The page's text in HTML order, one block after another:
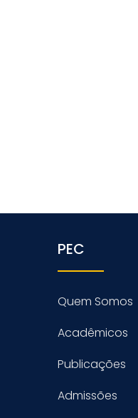
PEC
Quem Somos
Acadêmicos
Publicações
Admissões